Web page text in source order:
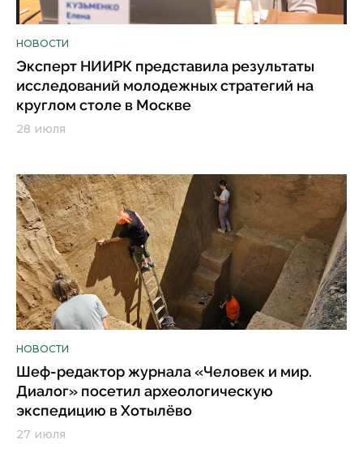
НОВОСТИ
Эксперт НИИРК представила результаты
исследований молодежных стратегий на
круглом столе в Москве
28 июля
НОВОСТИ
Шеф-редактор журнала «Человек и мир.
Диалог» посетил археологическую
экспедицию в Хотылёво
27 июля